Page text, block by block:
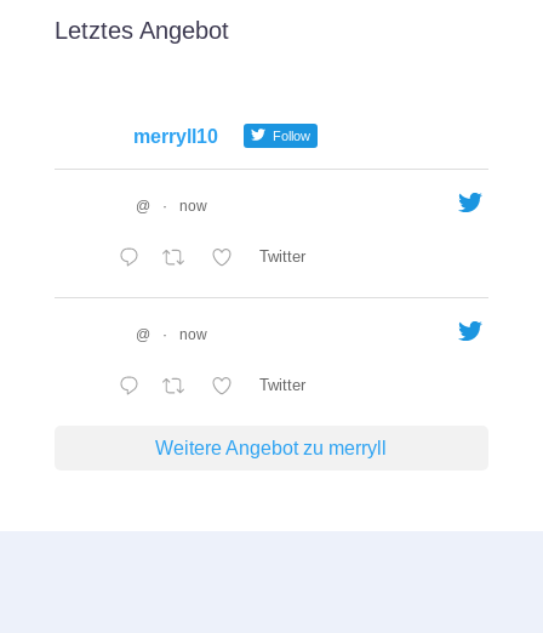
Letztes Angebot
merryll10 Follow
@ · now
Twitter
@ · now
Twitter
Weitere Angebot zu merryll